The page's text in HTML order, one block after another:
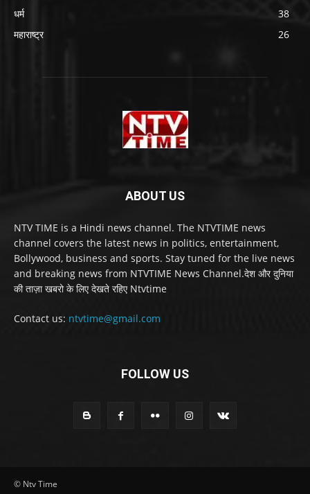
धर्म
38
महाराष्ट्र
26
ABOUT US
NTV TIME is a Hindi news channel. The NTVTIME news
channel covers the latest news in politics, entertainment,
Bollywood, business and sports. Stay tuned for the live news
and breaking news from NTVTIME News Channel.देश और दुनिया
की ताज़ा खबरो के लिए देखते रहिए Ntvtime
Contact us: ntvtime@gmail.com
FOLLOW US
© Ntv Time